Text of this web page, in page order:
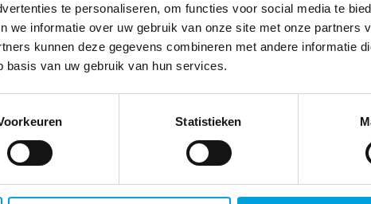
te personaliseren, om functies voor social media te
we informatie over uw gebruik van onze site met onze partners
kunnen deze gegevens combineren met andere informatie
van uw gebruik van hun services.
Statistieken